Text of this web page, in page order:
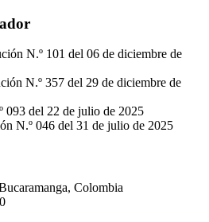
N.º 101 del 06 de diciembre de
N.º 357 del 29 de diciembre de
093 del 22 de julio de 2025
N.º 046 del 31 de julio de 2025
Colombia